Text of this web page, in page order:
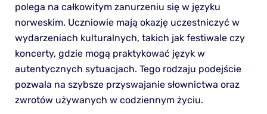
polega na całkowitym zanurzeniu się w języku
norweskim. Uczniowie mają okazję uczestniczyć w
wydarzeniach kulturalnych, takich jak festiwale czy
koncerty, gdzie mogą praktykować język w
autentycznych sytuacjach. Tego rodzaju podejście
pozwala na szybsze przyswajanie słownictwa oraz
zwrotów używanych w codziennym życiu.